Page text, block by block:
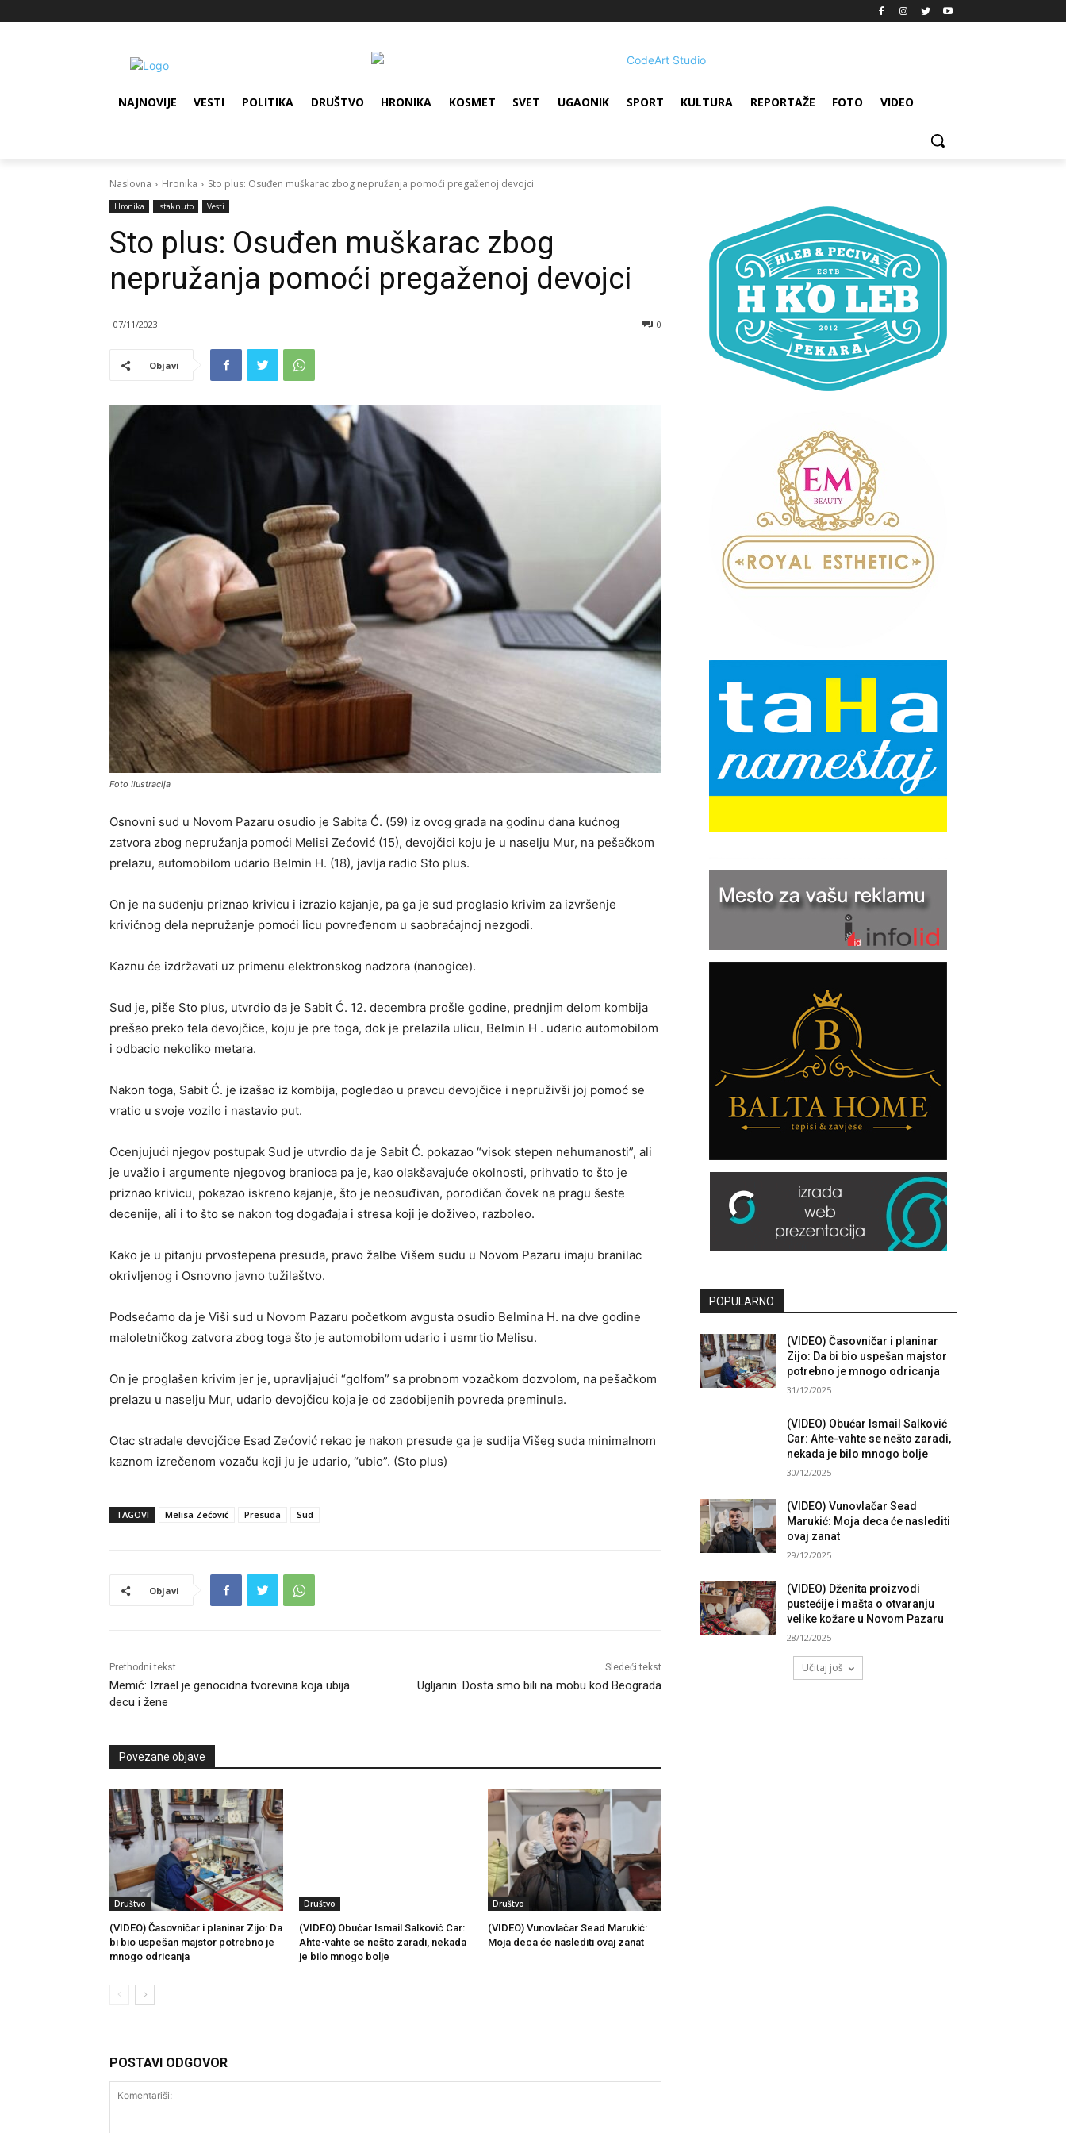
NAJNOVIJE VESTI POLITIKA DRUŠTVO HRONIKA KOSMET SVET UGAONIK SPORT KULTURA REPORTAŽE FOTO VIDEO
Naslovna Hronika Sto plus: Osuđen muškarac zbog nepružanja pomoći pregaženoj devojci
Hronika Istaknuto Vesti
Sto plus: Osuđen muškarac zbog
nepružanja pomoći pregaženoj devojci
07/11/2023 0
Objavi
Foto Ilustracija
Osnovni sud u Novom Pazaru osudio je Sabita Ć. (59) iz ovog grada na godinu dana kućnog
zatvora zbog nepružanja pomoći Melisi Zećović (15), devojčici koju je u naselju Mur, na pešačkom
prelazu, automobilom udario Belmin H. (18), javlja radio Sto plus.
On je na suđenju priznao krivicu i izrazio kajanje, pa ga je sud proglasio krivim za izvršenje
krivičnog dela nepružanje pomoći licu povređenom u saobraćajnoj nezgodi.
Kaznu će izdržavati uz primenu elektronskog nadzora (nanogice).
Sud je, piše Sto plus, utvrdio da je Sabit Ć. 12. decembra prošle godine, prednjim delom kombija
prešao preko tela devojčice, koju je pre toga, dok je prelazila ulicu, Belmin H . udario automobilom
i odbacio nekoliko metara.
Nakon toga, Sabit Ć. je izašao iz kombija, pogledao u pravcu devojčice i nepruživši joj pomoć se
vratio u svoje vozilo i nastavio put.
Ocenjujući njegov postupak Sud je utvrdio da je Sabit Ć. pokazao “visok stepen nehumanosti”, ali
je uvažio i argumente njegovog branioca pa je, kao olakšavajuće okolnosti, prihvatio to što je
priznao krivicu, pokazao iskreno kajanje, što je neosuđivan, porodičan čovek na pragu šeste
decenije, ali i to što se nakon tog događaja i stresa koji je doživeo, razboleo.
Kako je u pitanju prvostepena presuda, pravo žalbe Višem sudu u Novom Pazaru imaju branilac
okrivljenog i Osnovno javno tužilaštvo.
Podsećamo da je Viši sud u Novom Pazaru početkom avgusta osudio Belmina H. na dve godine
maloletničkog zatvora zbog toga što je automobilom udario i usmrtio Melisu.
On je proglašen krivim jer je, upravljajući “golfom” sa probnom vozačkom dozvolom, na pešačkom
prelazu u naselju Mur, udario devojčicu koja je od zadobijenih povreda preminula.
Otac stradale devojčice Esad Zećović rekao je nakon presude ga je sudija Višeg suda minimalnom
kaznom izrečenom vozaču koji ju je udario, “ubio”. (Sto plus)
TAGOVI Melisa Zećović Presuda Sud
Objavi
Prethodni tekst
Memić: Izrael je genocidna tvorevina koja ubija
decu i žene
Sledeći tekst
Ugljanin: Dosta smo bili na mobu kod Beograda
Povezane objave
Društvo
(VIDEO) Časovničar i planinar Zijo: Da
bi bio uspešan majstor potrebno je
mnogo odricanja
Društvo
(VIDEO) Obućar Ismail Salković Car:
Ahte-vahte se nešto zaradi, nekada
je bilo mnogo bolje
Društvo
(VIDEO) Vunovlačar Sead Marukić:
Moja deca će naslediti ovaj zanat
POSTAVI ODGOVOR
POPULARNO
(VIDEO) Časovničar i planinar
Zijo: Da bi bio uspešan majstor
potrebno je mnogo odricanja
31/12/2025
(VIDEO) Obućar Ismail Salković
Car: Ahte-vahte se nešto zaradi,
nekada je bilo mnogo bolje
30/12/2025
(VIDEO) Vunovlačar Sead
Marukić: Moja deca će naslediti
ovaj zanat
29/12/2025
(VIDEO) Dženita proizvodi
pustećije i mašta o otvaranju
velike kožare u Novom Pazaru
28/12/2025
Učitaj još